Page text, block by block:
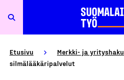
Etusivu Merkki- ja yrityshaku
silmälääkäripalvelut